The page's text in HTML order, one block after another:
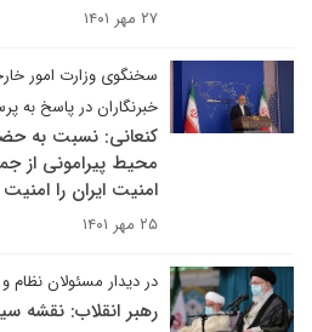
۲۷ مهر ۱۴۰۱
سخنگوی وزارت امور
خبرنگاران در پاسخ به
کنعانی: نسبت به
محیط پیرامونی از
امنیت ایران را
۲۵ مهر ۱۴۰۱
در دیدار مسئولان
رهبر انقلاب: نقشه